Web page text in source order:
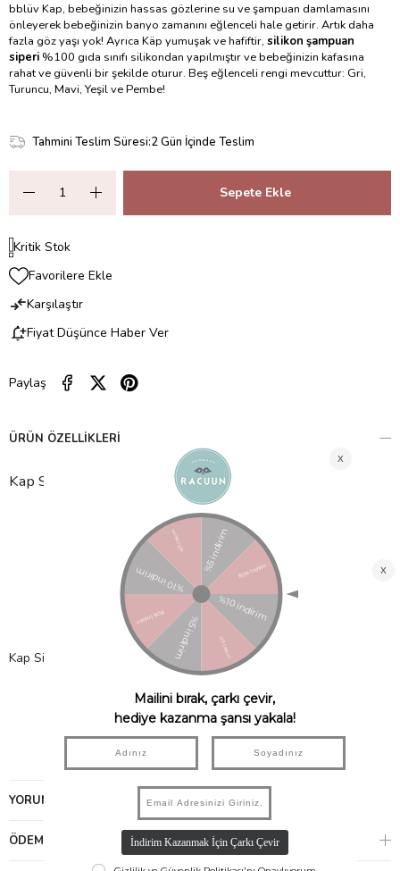
bblüv Kap, bebeğinizin hassas gözlerine su ve şampuan damlamasını
önleyerek bebeğinizin banyo zamanını eğlenceli hale getirir. Artık daha
fazla göz yaşı yok! Ayrıca Käp yumuşak ve hafiftir, silikon şampuan
siperi %100 gıda sınıfı silikondan yapılmıştır ve bebeğinizin kafasına
rahat ve güvenli bir şekilde oturur. Beş eğlenceli rengi mevcuttur: Gri,
Turuncu, Mavi, Yeşil ve Pembe!
Tahmini Teslim Süresi:2 Gün İçinde Teslim
Kritik Stok
Favorilere Ekle
Karşılaştır
Fiyat Düşünce Haber Ver
Paylaş
ÜRÜN ÖZELLIKLERI
Kap Silikon Şampuan Siperi Fonksiyonları
%100 yumuşak ve esnek gıda sınıfı silikon (FDA) onaylı,
Käp, suyun ve şampuanın bebeğin hassas gözlerine
damlamasını engeller.
Bu banyo aksesuarı bebeğinize uygun şekilde ayarlanabilir
Yumuşak ve esnek silikondan üretilenbebek şampuan
Käp, hafif ve rahattır. Bebeğinizin başına güvenli bir
şekilde oturmasını sağlar.
Kap Silikon Şampuan Siperi Teknik Özellikleri
Yumuşak ve esnek silikon.
Bebeğinize uygun şekilde ayarlanabilir.
Hafif ve rahat
BPA / Ftalat / PVC içermez.
YORUMLAR
ÖDEME SEÇENEKLERI